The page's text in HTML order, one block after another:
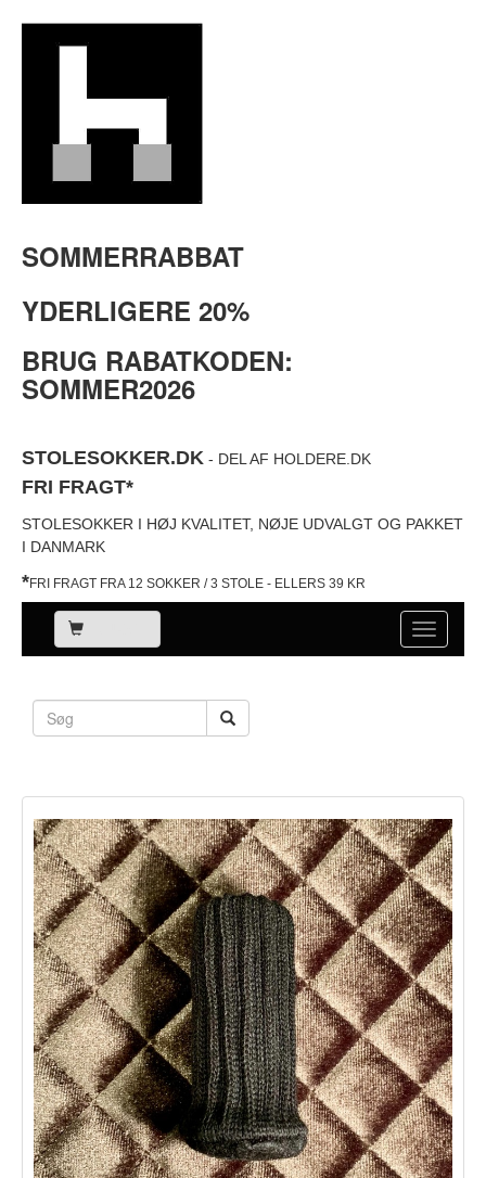
SOMMERRABBAT
YDERLIGERE 20%
BRUG RABATKODEN:
SOMMER2026
STOLESOKKER.DK - DEL AF HOLDERE.DK
FRI FRAGT*
STOLESOKKER I HØJ KVALITET, NØJE UDVALGT OG PAKKET
I DANMARK
*FRI FRAGT FRA 12 SOKKER / 3 STOLE - ELLERS 39 KR
Toggle